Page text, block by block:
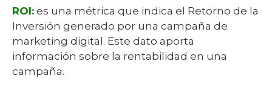
ROI: es una métrica que indica el Retorno de la
Inversión generado por una campaña de
marketing digital. Este dato aporta
información sobre la rentabilidad en una
campaña.